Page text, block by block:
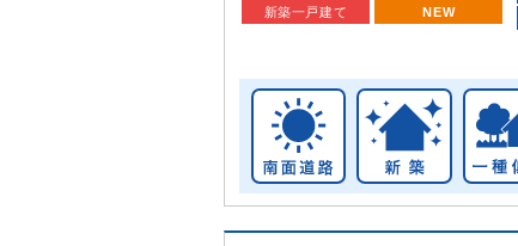
新築一戸建て NEW